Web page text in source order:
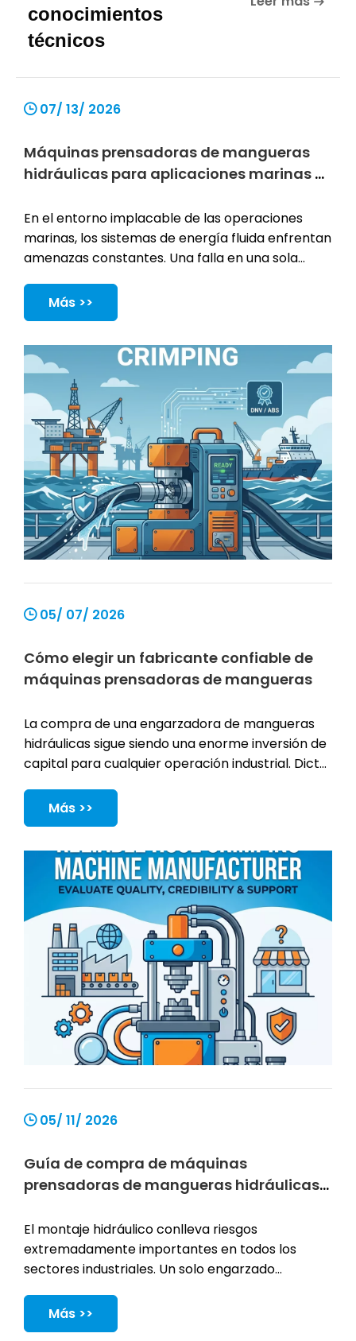
conocimientos
técnicos
07/ 13/ 2026
Máquinas prensadoras de mangueras
hidráulicas para aplicaciones marinas y
En el entorno implacable de las operaciones
marinas, los sistemas de energía fluida enfrentan
amenazas constantes. Una falla en una sola
A menudo provoca tiempos de inactividad
catastróficos. Podría enfrentarse a graves
riesgos críticos de seguridad para toda la
tripulación.
Más >>
05/ 07/ 2026
Cómo elegir un fabricante confiable de
máquinas prensadoras de mangueras
La compra de una engarzadora de mangueras
hidráulicas sigue siendo una enorme inversión de
capital para cualquier operación industrial. Dicta
producción diaria, la seguridad general del
operador y el estricto cumplimiento del
Más >>
05/ 11/ 2026
Guía de compra de máquinas
prensadoras de mangueras hidráulicas
El montaje hidráulico conlleva riesgos
extremadamente importantes en todos los
sectores industriales. Un solo engarzado
líquido. También puede causar fallas
catastróficas en el equipo y riesgos inmediatos
Más >>